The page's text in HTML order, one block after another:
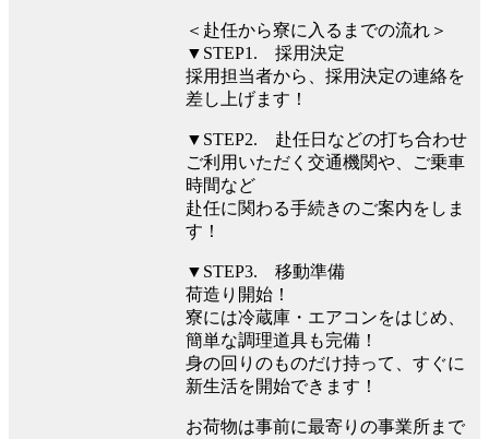
＜赴任から寮に入るまでの流れ＞
▼STEP1. 採用決定
採用担当者から、採用決定の連絡を
差し上げます！
▼STEP2. 赴任日などの打ち合わせ
ご利用いただく交通機関や、ご乗車
時間など
赴任に関わる手続きのご案内をしま
す！
▼STEP3. 移動準備
荷造り開始！
寮には冷蔵庫・エアコンをはじめ、
簡単な調理道具も完備！
身の回りのものだけ持って、すぐに
新生活を開始できます！
お荷物は事前に最寄りの事業所まで